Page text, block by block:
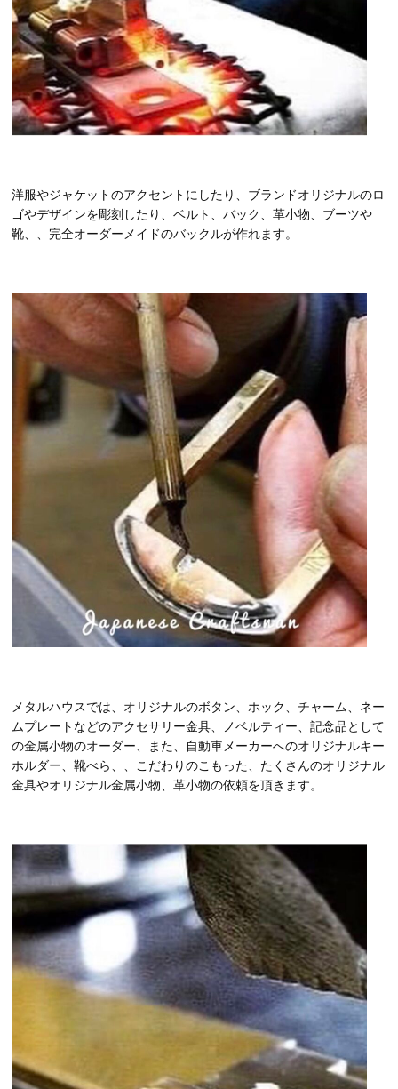
洋服やジャケットのアクセントにしたり、ブランドオリジナルのロ
ゴやデザインを彫刻したり、ベルト、バック、革小物、ブーツや
靴、、完全オーダーメイドのバックルが作れます。
メタルハウスでは、オリジナルのボタン、ホック、チャーム、ネー
ムプレートなどのアクセサリー金具、ノベルティー、記念品として
の金属小物のオーダー、また、自動車メーカーへのオリジナルキー
ホルダー、靴べら、、こだわりのこもった、たくさんのオリジナル
金具やオリジナル金属小物、革小物の依頼を頂きます。